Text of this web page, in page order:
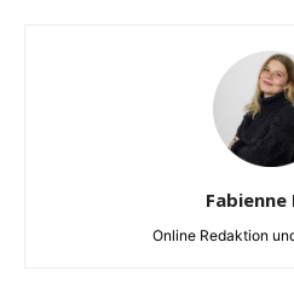
Fabienne
Online Redaktion